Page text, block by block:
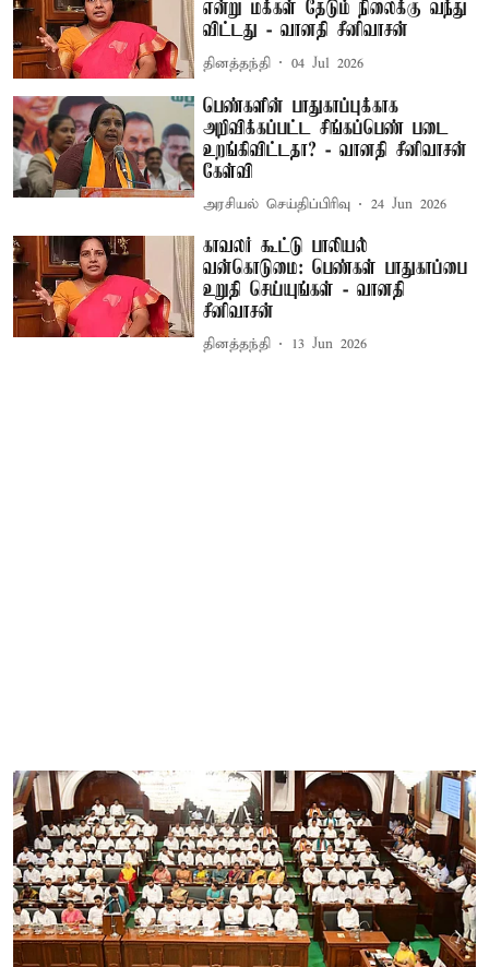
என்று மக்கள் தேடும் நிலைக்கு வந்து
விட்டது - வானதி சீனிவாசன்
தினத்தந்தி 04 Jul 2026
பெண்களின் பாதுகாப்புக்காக
அறிவிக்கப்பட்ட சிங்கப்பெண் படை
உறங்கிவிட்டதா? - வானதி சீனிவாசன்
கேள்வி
அரசியல் செய்திப்பிரிவு 24 Jun 2026
காவலர் கூட்டு பாலியல்
வன்கொடுமை: பெண்கள் பாதுகாப்பை
உறுதி செய்யுங்கள் - வானதி
சீனிவாசன்
தினத்தந்தி 13 Jun 2026